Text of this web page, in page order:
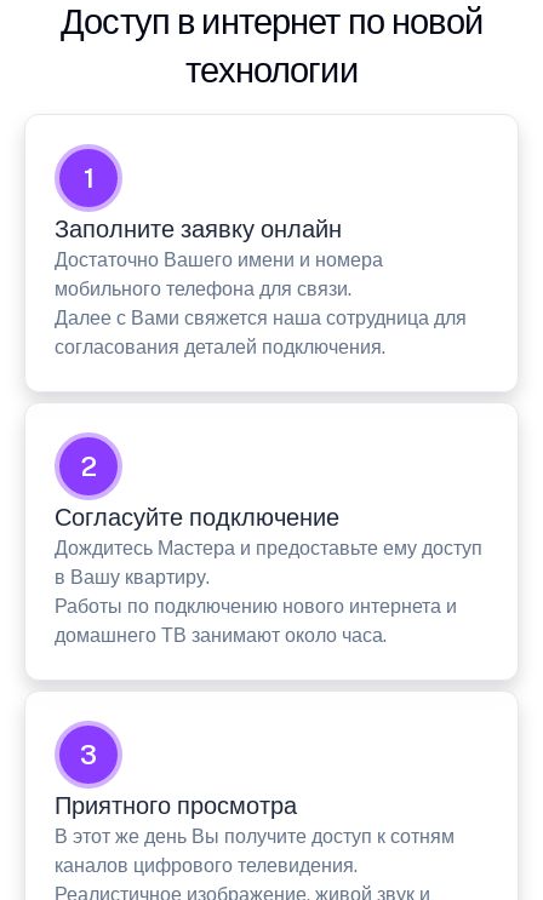
Доступ в интернет по новой
технологии
1
Заполните заявку онлайн
Достаточно Вашего имени и номера
мобильного телефона для связи.
Далее с Вами свяжется наша сотрудница для
согласования деталей подключения.
2
Согласуйте подключение
Дождитесь Мастера и предоставьте ему доступ
в Вашу квартиру.
Работы по подключению нового интернета и
домашнего ТВ занимают около часа.
3
Приятного просмотра
В этот же день Вы получите доступ к сотням
каналов цифрового телевидения.
Реалистичное изображение, живой звук и